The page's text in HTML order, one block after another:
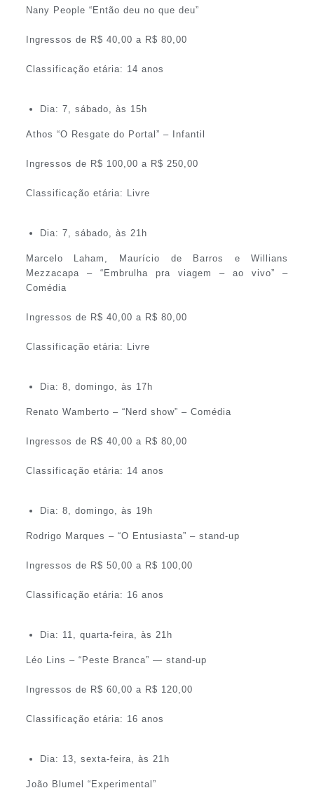
Nany People “Então deu no que deu”
Ingressos de R$ 40,00 a R$ 80,00
Classificação etária: 14 anos
Dia: 7, sábado, às 15h
Athos “O Resgate do Portal” – Infantil
Ingressos de R$ 100,00 a R$ 250,00
Classificação etária: Livre
Dia: 7, sábado, às 21h
Marcelo Laham, Maurício de Barros e Willians
Mezzacapa – “Embrulha pra viagem – ao vivo” –
Comédia
Ingressos de R$ 40,00 a R$ 80,00
Classificação etária: Livre
Dia: 8, domingo, às 17h
Renato Wamberto – “Nerd show” – Comédia
Ingressos de R$ 40,00 a R$ 80,00
Classificação etária: 14 anos
Dia: 8, domingo, às 19h
Rodrigo Marques – “O Entusiasta” – stand-up
Ingressos de R$ 50,00 a R$ 100,00
Classificação etária: 16 anos
Dia: 11, quarta-feira, às 21h
Léo Lins – “Peste Branca” — stand-up
Ingressos de R$ 60,00 a R$ 120,00
Classificação etária: 16 anos
Dia: 13, sexta-feira, às 21h
João Blumel “Experimental”